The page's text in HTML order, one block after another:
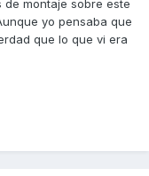
de montaje sobre este
yo pensaba que
que lo que vi era